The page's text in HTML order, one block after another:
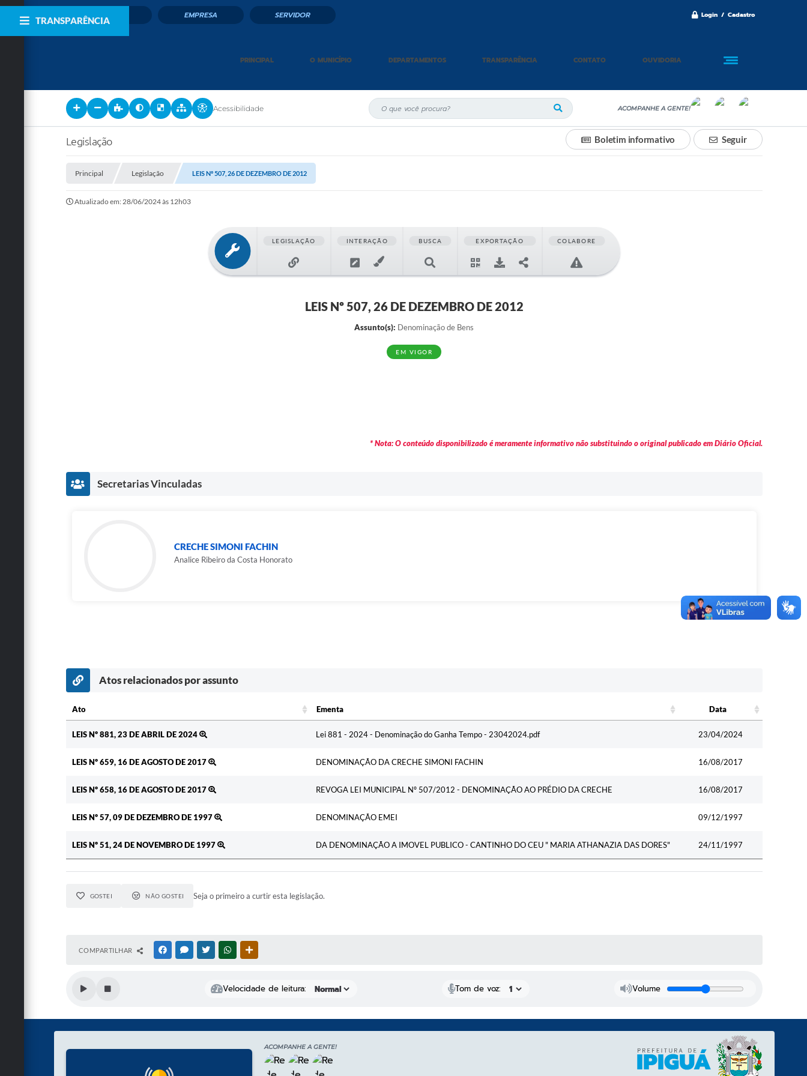
Login / Cadastro
CIDADÃO EMPRESA SERVIDOR
PRINCIPAL O MUNICÍPIO DEPARTAMENTOS TRANSPARÊNCIA CONTATO OUVIDORIA
Acessibilidade ACOMPANHE A GENTE!
TRANSPARÊNCIA
Legislação Seguir
Boletim informativo
Principal Legislação LEIS Nº 507, 26 DE DEZEMBRO DE 2012
Atualizado em: 28/06/2024 às 12h03
LEGISLAÇÃO INTERAÇÃO BUSCA EXPORTAÇÃO COLABORE
LEIS Nº 507, 26 DE DEZEMBRO DE 2012
Assunto(s): Denominação de Bens
EM VIGOR
* Nota: O conteúdo disponibilizado é meramente informativo não substituindo o original publicado em Diário Oficial.
Secretarias Vinculadas
CRECHE SIMONI FACHIN
Analice Ribeiro da Costa Honorato
Atos relacionados por assunto
Ato Ementa
Data
LEIS Nº 881, 23 DE ABRIL DE 2024
Lei 881 - 2024 - Denominação do Ganha Tempo - 23042024.pdf 23/04/2024
LEIS Nº 659, 16 DE AGOSTO DE 2017 DENOMINAÇÃO DA CRECHE SIMONI FACHIN 16/08/2017
LEIS Nº 658, 16 DE AGOSTO DE 2017 REVOGA LEI MUNICIPAL Nº 507/2012 - DENOMINAÇÃO AO PRÉDIO DA CRECHE 16/08/2017
LEIS Nº 57, 09 DE DEZEMBRO DE 1997 DENOMINAÇÃO EMEI 09/12/1997
LEIS Nº 51, 24 DE NOVEMBRO DE 1997 DA DENOMINAÇÃO A IMOVEL PUBLICO - CANTINHO DO CEU " MARIA ATHANAZIA DAS DORES" 24/11/1997
GOSTEI NÃO GOSTEI Seja o primeiro a curtir esta legislação.
COMPARTILHAR FACEBOOKMESSENGER
TWITTERWHATSAPP
Velocidade de leitura: Tom de voz: Volume
ACOMPANHE A GENTE!